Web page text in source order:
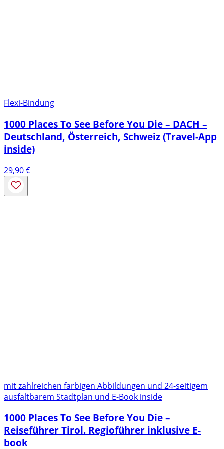
Flexi-Bindung
1000 Places To See Before You Die – DACH –
Deutschland, Österreich, Schweiz (Travel-App
inside)
29,90€
mit zahlreichen farbigen Abbildungen und 24-seitigem
ausfaltbarem Stadtplan und E-Book inside
1000 Places To See Before You Die –
Reiseführer Tirol. Regioführer inklusive E-
book